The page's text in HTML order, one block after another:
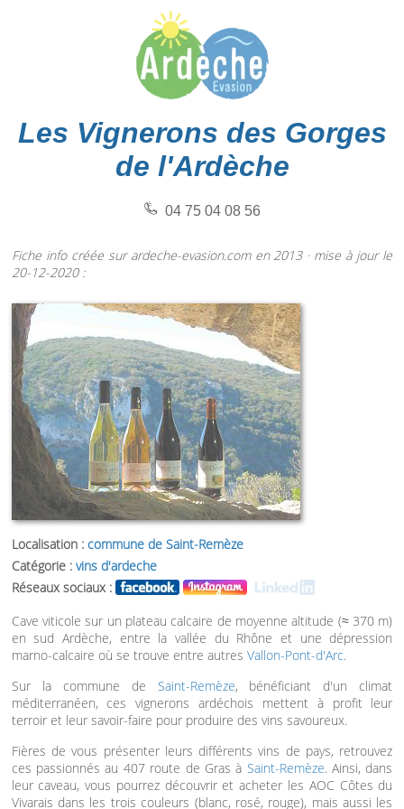
Les Vignerons des Gorges
de l'Ardèche
04 75 04 08 56
Fiche info créée sur ardeche-evasion.com en 2013 · mise à jour le
20-12-2020 :
Localisation : commune de Saint-Remèze
Catégorie : vins d'ardeche
Réseaux sociaux :
Cave viticole sur un plateau calcaire de moyenne altitude (≈ 370 m)
en sud Ardèche, entre la vallée du Rhône et une dépression
marno-calcaire où se trouve entre autres Vallon-Pont-d'Arc.
Sur la commune de Saint-Remèze, bénéficiant d'un climat
méditerranéen, ces vignerons ardéchois mettent à profit leur
terroir et leur savoir-faire pour produire des vins savoureux.
Fières de vous présenter leurs différents vins de pays, retrouvez
ces passionnés au 407 route de Gras à Saint-Remèze. Ainsi, dans
leur caveau, vous pourrez découvrir et acheter les AOC Côtes du
Vivarais dans les trois couleurs (blanc, rosé, rouge), mais aussi les